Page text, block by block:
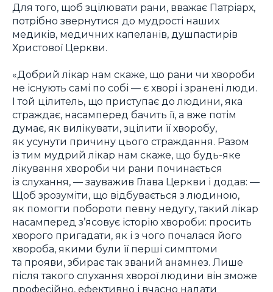
Для того, щоб зцілювати рани, вважає Патріарх,
потрібно звернутися до мудрості наших
медиків, медичних капеланів, душпастирів
Христової Церкви.
«Добрий лікар нам скаже, що рани чи хвороби
не існують самі по собі — є хворі і зранені люди.
І той цілитель, що приступає до людини, яка
страждає, насамперед бачить її, а вже потім
думає, як вилікувати, зцілити її хворобу,
як усунути причину цього страждання. Разом
із тим мудрий лікар нам скаже, що будь-яке
лікування хвороби чи рани починається
із слухання, — зауважив Глава Церкви і додав: —
Щоб зрозуміти, що відбувається з людиною,
як помогти побороти певну недугу, такий лікар
насамперед з’ясовує історію хвороби: просить
хворого пригадати, як і з чого почалася його
хвороба, якими були її перші симптоми
та прояви, збирає так званий анамнез. Лише
після такого слухання хворої людини він зможе
професійно, ефективно і вчасно надати